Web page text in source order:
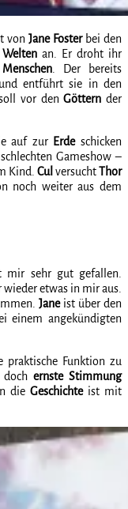
von Jane Fosterbei den
Welten an. Er droht ihr
Menschen. Der bereits
entführt sie in den
vor denGöttern der
auf zur Erdeschicken
Gameshow –
Kind. Cul versuchtThor
noch weiter aus dem
sehr gut gefallen.
etwas in mir aus.
Janeist über den
einem angekündigten
praktische Funktion zu
dochernste Stimmung
die Geschichteist mit